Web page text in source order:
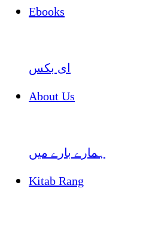
Ebooks
ای بکس
About Us
ہمارے بارے میں
Kitab Rang